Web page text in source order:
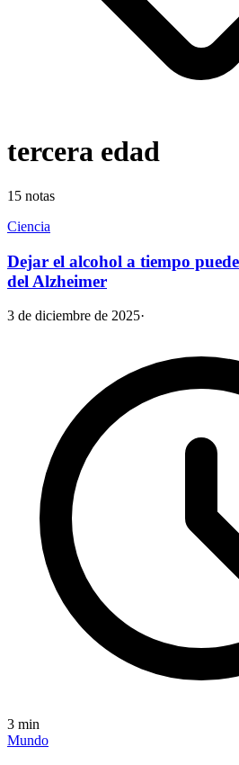
tercera edad
15 notas
Ciencia
Dejar el alcohol a tiempo
del Alzheimer
3 de diciembre de 2025·
3 min
Mundo